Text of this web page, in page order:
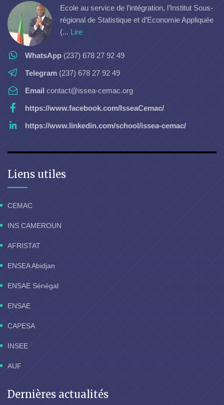
Ecole au service de l’intégration, l’Institut Sous-
régional de Statistique et d’Economie Appliquée
(... Lire
WhatsApp (237) 678 27 92 49
Telegram (237) 678 27 92 49
Email contact@issea-cemac.org
https://www.facebook.com/IsseaCemac/
https://www.linkedin.com/school/issea-cemac/
Liens utiles
CEMAC
INS CAMEROUN
AFRISTAT
ENSEA Abidjan
ENSAE Sénégal
ENSAE
CAPESA
INSEE
AUF
Dernières actualités